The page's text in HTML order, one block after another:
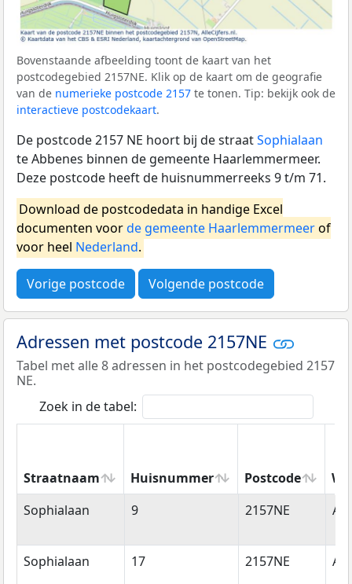
Bovenstaande afbeelding toont de kaart van het
postcodegebied 2157NE. Klik op de kaart om de geografie
van de numerieke postcode 2157 te tonen. Tip: bekijk ook de
interactieve postcodekaart.
De postcode 2157 NE hoort bij de straatSophialaan
te Abbenes binnen de gemeente Haarlemmermeer.
Deze postcode heeft de huisnummerreeks 9 t/m 71.
Download de postcodedata in handige Excel
documenten voorde gemeente Haarlemmermeerof
voor heel Nederland.
Vorige postcode Volgende postcode
Adressen met postcode 2157NE
Tabel met alle 8 adressen in het postcodegebied 2157
NE.
Zoek in de tabel:
Straatnaam Huisnummer Postcode
Straatnaam
Huisnummer Postcode
Sophialaan 9 2157NE
Sophialaan 17 2157NE